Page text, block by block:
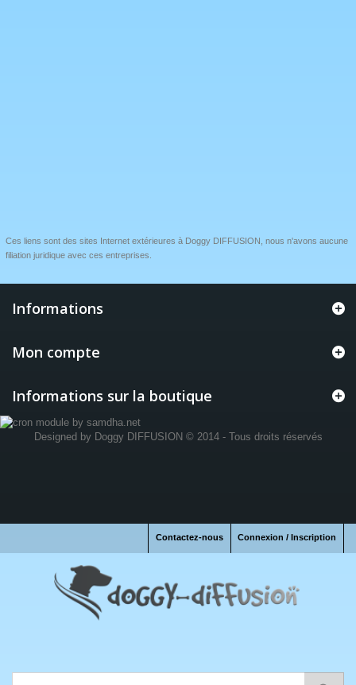
Ces liens sont des sites Internet extérieures à Doggy DIFFUSION, nous n'avons aucune
filiation juridique avec ces entreprises.
Informations
Mon compte
Informations sur la boutique
Designed by Doggy DIFFUSION© 2014 - Tous droits réservés
Connexion / Inscription
Contactez-nous